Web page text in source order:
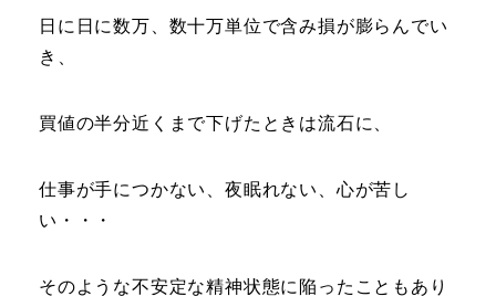
日に日に数万、数十万単位で含み損が膨らんでい
き、
買値の半分近くまで下げたときは流石に、
仕事が手につかない、夜眠れない、心が苦し
い・・・
そのような不安定な精神状態に陥ったこともあり